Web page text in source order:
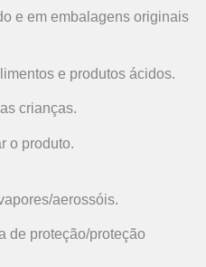
e em embalagens originais
e produtos ácidos.
crianças.
o produto.
aerossóis.
de proteção/proteção